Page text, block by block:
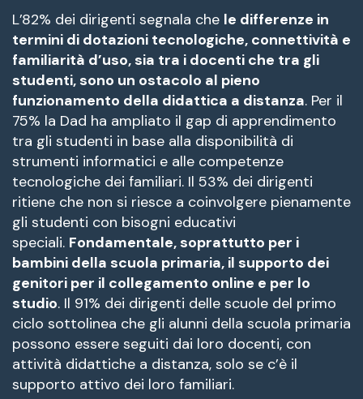
L’82% dei dirigenti segnala che le differenze in
termini di dotazioni tecnologiche, connettività e
familiarità d’uso, sia tra i docenti che tra gli
studenti, sono un ostacolo al pieno
funzionamento della didattica a distanza. Per il
75% la Dad ha ampliato il gap di apprendimento
tra gli studenti in base alla disponibilità di
strumenti informatici e alle competenze
tecnologiche dei familiari. Il 53% dei dirigenti
ritiene che non si riesce a coinvolgere pienamente
gli studenti con bisogni educativi
speciali. Fondamentale, soprattutto per i
bambini della scuola primaria, il supporto dei
genitori per il collegamento online e per lo
studio. Il 91% dei dirigenti delle scuole del primo
ciclo sottolinea che gli alunni della scuola primaria
possono essere seguiti dai loro docenti, con
attività didattiche a distanza, solo se c’è il
supporto attivo dei loro familiari.